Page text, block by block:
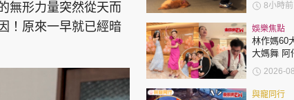
緣來有理 麥玲玲 健康生活
飲食旅遊
無形力量突然從天而
！原來一早就已經暗
8小時前
娛樂焦點
林作媽60
大媽舞 阿
回應兩女
2026-
與寵同行